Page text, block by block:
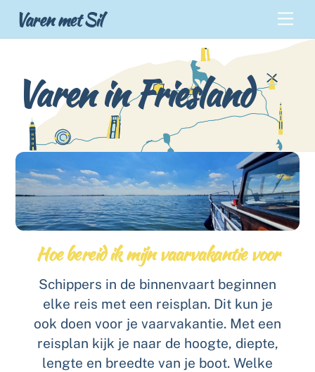
Varen met Sil
Varen in Friesland
Hoe bereid ik mijn vaarvakantie voor
Schippers in de binnenvaart beginnen
elke reis met een reisplan. Dit kun je
ook doen voor je vaarvakantie. Met een
reisplan kijk je naar de hoogte, diepte,
lengte en breedte van je boot. Welke